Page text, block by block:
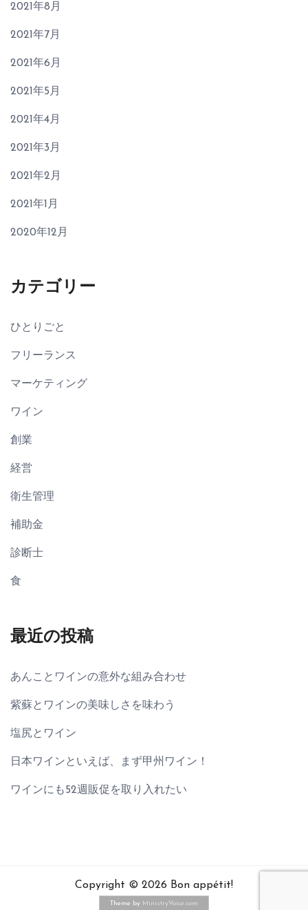
2021年8月
2021年7月
2021年6月
2021年5月
2021年4月
2021年3月
2021年2月
2021年1月
2020年12月
カテゴリー
ひとりごと
フリーランス
マーケティング
ワイン
創業
経営
衛生管理
補助金
診断士
食
最近の投稿
あんことワインの意外な組み合わせ
紫蘇とワインの美味しさを味わう
塩尻とワイン
日本ワインといえば、まず甲州ワイン！
ワインにも52週販促を取り入れたい
Copyright © 2026 Bon appétit!
Theme by MinistryVoice.com